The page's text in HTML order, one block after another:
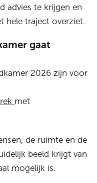
advies te krijgen en
hele traject overziet.
gaat
2026 zijn voor
met
de ruimte en de
beeld krijgt van
mogelijk is.